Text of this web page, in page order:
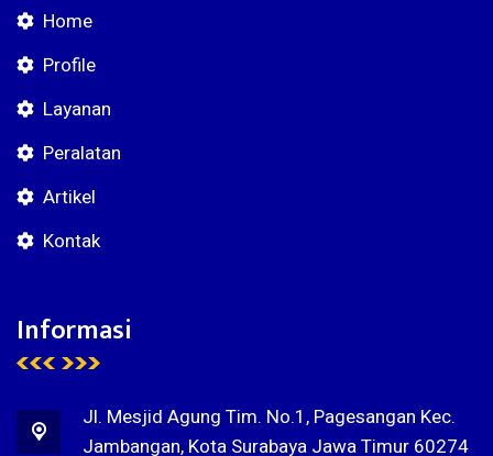
Home
Profile
Layanan
Peralatan
Artikel
Kontak
Informasi
Jl. Mesjid Agung Tim. No.1, Pagesangan Kec.
Jambangan, Kota Surabaya Jawa Timur 60274